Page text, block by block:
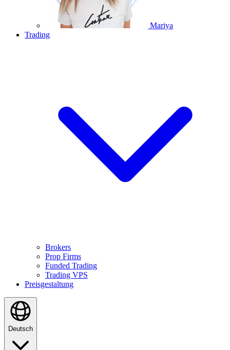
Mariya
Trading
Brokers
Prop Firms
Funded Trading
Trading VPS
Preisgestaltung
Deutsch